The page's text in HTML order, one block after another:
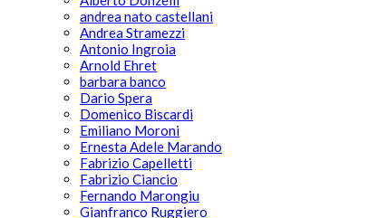
andrea nato castellani
Andrea Stramezzi
Antonio Ingroia
Arnold Ehret
barbara banco
Dario Spera
Domenico Biscardi
Emiliano Moroni
Ernesta Adele Marando
Fabrizio Capelletti
Fabrizio Ciancio
Fernando Marongiu
Gianfranco Ruggiero